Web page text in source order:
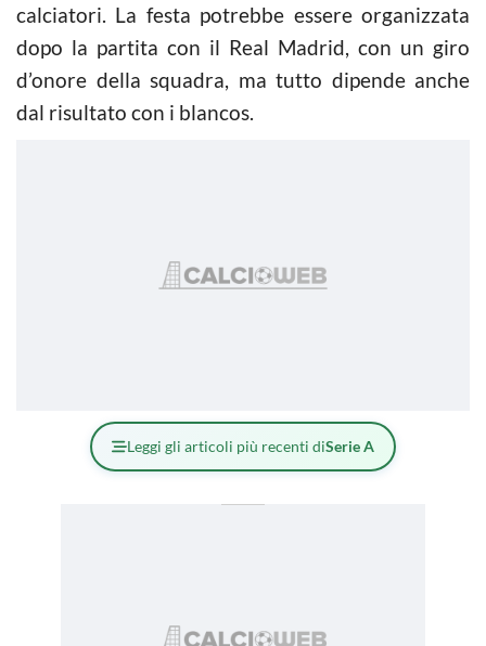
calciatori. La festa potrebbe essere organizzata
dopo la partita con il Real Madrid, con un giro
d’onore della squadra, ma tutto dipende anche
dal risultato con i blancos.
Leggi gli articoli più recenti diSerie A